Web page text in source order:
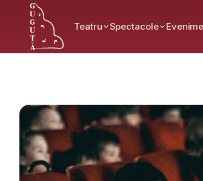
Teatru Spectacole